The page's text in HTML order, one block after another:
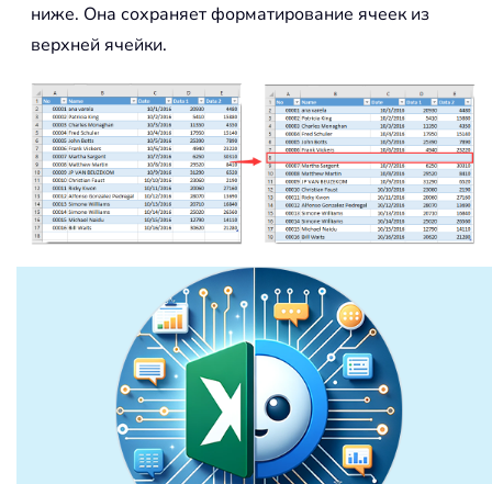
ниже. Она сохраняет форматирование ячеек из
верхней ячейки.